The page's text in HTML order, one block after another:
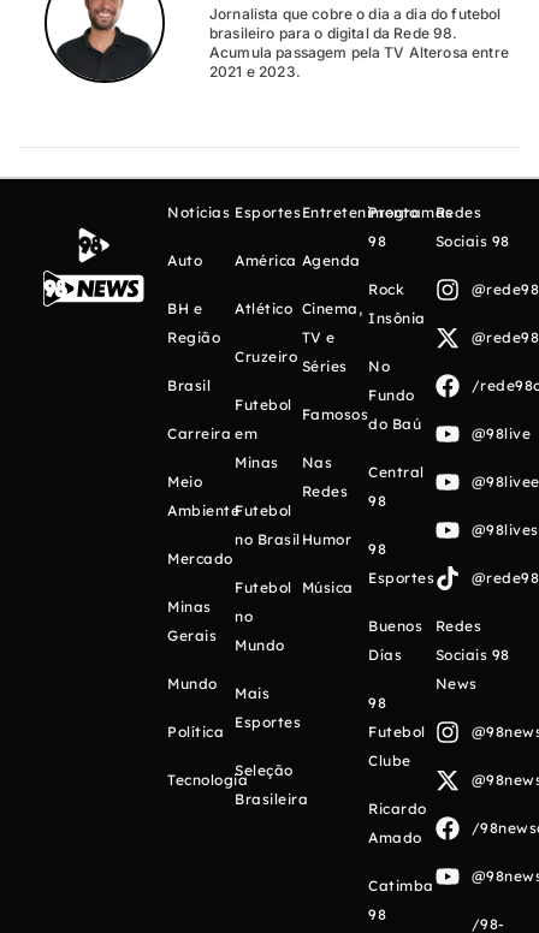
Jornalista que cobre o dia a dia do futebol
brasileiro para o digital da Rede 98.
Acumula passagem pela TV Alterosa entre
2021 e 2023.
Notícias
Auto
BH e
Região
Brasil
Carreira
Meio
Ambiente
Mercado
Minas
Gerais
Mundo
Política
Tecnologia
Esportes
América
Atlético
Cruzeiro
Futebol
em
Minas
Futebol
no Brasil
Futebol
no
Mundo
Mais
Esportes
Seleção
Brasileira
Entretenimento
Agenda
Cinema,
TV e
Séries
Famosos
Nas
Redes
Humor
Música
Programas
98
Rock
Insônia
No
Fundo
do Baú
Central
98
98
Esportes
Buenos
Días
98
Futebol
Clube
Ricardo
Amado
Catimba
98
Redes
Sociais 98
/
@98live
Redes
Sociais 98
News
/
/98-